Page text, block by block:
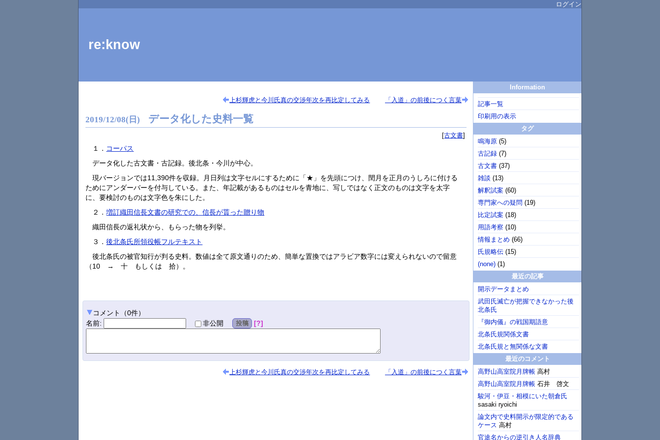
ログイン
re:know
上杉輝虎と今川氏真の交渉年次を再比定してみる 「入道」の前後につく言葉
2019/12/08(日) データ化した史料一覧
古文書
１． コーパス
データ化した古文書・古記録。後北条・今川が中心。
現バージョンでは11,390件を収録。月日列は文字セルにするために「★」を先頭につけ、閏月を正月のうしろに付ける
ためにアンダーバーを付与している。また、年記載があるものはセルを青地に、写しではなく正文のものは文字を太字
に、要検討のものは文字色を朱にした。
２．増訂織田信長文書の研究での、信長が貰った贈り物
織田信長の返礼状から、もらった物を列挙。
３．後北条氏所領役帳フルテキスト
後北条氏の被官知行が判る史料。数値は全て原文通りのため、簡単な置換ではアラビア数字には変えられないので留意
（10 → 十 もしくは 拾）。
コメント （0件）
名前: 非公開 投稿 ?
上杉輝虎と今川氏真の交渉年次を再比定してみる 「入道」の前後につく言葉
Information
記事一覧
印刷用の表示
タグ
鳴海原 (5)
古記録 (7)
古文書 (37)
雑談 (13)
解釈試案 (60)
専門家への疑問 (19)
比定試案 (18)
用語考察 (10)
情報まとめ (66)
氏規略伝 (15)
(none) (1)
最近の記事
開示データまとめ
武田氏滅亡が把握できなかった後
北条氏
『御内儀』の戦国期語意
北条氏規関係文書
北条氏規と無関係な文書
最近のコメント
高野山高室院月牌帳 高村
高野山高室院月牌帳 石井 啓文
駿河・伊豆・相模にいた朝倉氏
sasaki ryoichi
論文内で史料開示が限定的である
ケース 高村
官途名からの逆引き人名辞典